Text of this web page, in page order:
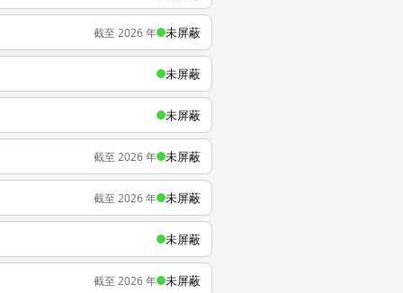
截至 2026 年 未屏蔽
未屏蔽
未屏蔽
截至 2026 年 未屏蔽
截至 2026 年 未屏蔽
未屏蔽
截至 2026 年 未屏蔽